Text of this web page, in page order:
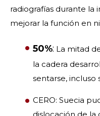
radiografías durante la
mejorar la función en
50%: La mitad
la cadera
sentarse, incluso
CERO: Suecia
dislocación de la